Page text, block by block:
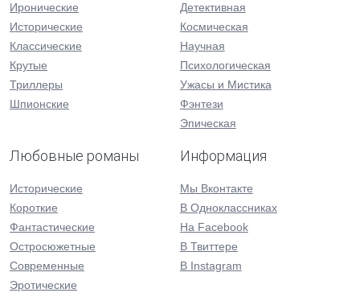
Иронические
Исторические
Классические
Крутые
Триллеры
Шпионские
Детективная
Космическая
Научная
Психологическая
Ужасы и Мистика
Фэнтези
Эпическая
Любовные романы
Исторические
Короткие
Фантастические
Остросюжетные
Современные
Эротические
Информация
Мы Вконтакте
В Одноклассниках
На Facebook
В Твиттере
В Instagram